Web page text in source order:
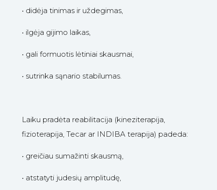
• didėja tinimas ir uždegimas,
• ilgėja gijimo laikas,
• gali formuotis lėtiniai skausmai,
• sutrinka sąnario stabilumas.
Laiku pradėta reabilitacija (kineziterapija,
fizioterapija, Tecar ar INDIBA terapija) padeda:
• greičiau sumažinti skausmą,
• atstatyti judesių amplitudę,